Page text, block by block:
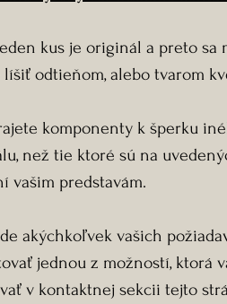
kus je originál a preto sa
odtieňom, alebo tvarom
komponenty k šperku
než tie ktoré sú na
vašim predstavám.
akýchkoľvek vašich
jednou z možností, ktorá
v kontaktnej sekcii tejto